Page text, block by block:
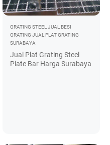
GRATING STEEL JUAL BESI
GRATING JUAL PLAT GRATING
SURABAYA
Jual Plat Grating Steel
Plate Bar Harga Surabaya